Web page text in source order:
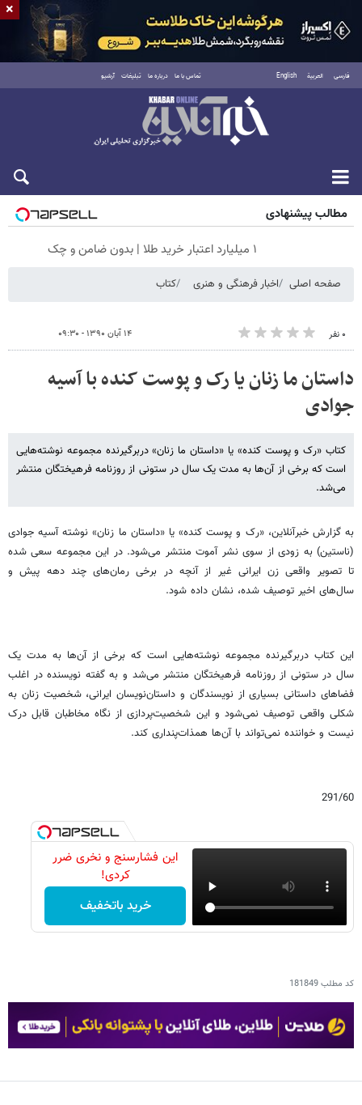
فارسی العربية English تماس با ما درباره ما تبلیغات آرشیو
جمعه ۱۶ مرداد ۱۴۰۵
مطالب پیشنهادی
۱ میلیارد اعتبار خرید طلا | بدون ضامن و چک
صفحه اصلی اخبار فرهنگی و هنری کتاب
۰ نفر ۱۴ آبان ۱۳۹۰ - ۰۹:۳۰
داستان ما زنان یا رک و پوست کنده با آسیه
جوادی
کتاب «رک و پوست کنده» یا «داستان ما زنان» دربرگیرنده مجموعه نوشته‌هایی
است که برخی از آن‌ها به مدت یک سال در ستونی از روزنامه فرهیختگان منتشر
می‌شد.
به گزارش خبرآنلاین، «رک و پوست کنده» یا «داستان ما زنان» نوشته آسیه جوادی
(ناستین) به زودی از سوی نشر آموت منتشر می‌شود. در این مجموعه سعی شده
تا تصویر واقعی زن ایرانی غیر از آنچه در برخی رمان‌های چند دهه پیش و
سال‌های اخیر توصیف شده، نشان داده شود.
این کتاب دربرگیرنده مجموعه نوشته‌هایی است که برخی از آن‌ها به مدت یک
سال در ستونی از روزنامه فرهیختگان منتشر می‌شد و به گفته نویسنده در اغلب
فضاهای داستانی بسیاری از نویسندگان و داستان‌نویسان ایرانی، شخصیت زنان به
شکلی واقعی توصیف نمی‌شود و این شخصیت‌پردازی از نگاه مخاطبان قابل درک
نیست و خواننده نمی‌تواند با آن‌ها همذات‌پنداری کند.
291/60
این فشارسنج و نخری ضرر
کردی!
خرید باتخفیف
کد مطلب181849
×